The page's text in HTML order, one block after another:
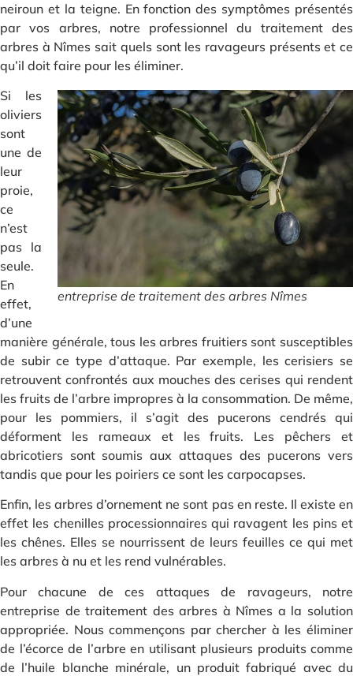
neiroun et la teigne. En fonction des symptômes présentés
par vos arbres, notre professionnel du traitement des
arbres à Nîmes sait quels sont les ravageurs présents et ce
qu’il doit faire pour les éliminer.
entreprise de traitement des arbres Nîmes
Si les
oliviers
sont
une de
leur
proie,
ce
n’est
pas la
seule.
En
effet,
d’une
manière générale, tous les arbres fruitiers sont susceptibles
de subir ce type d’attaque. Par exemple, les cerisiers se
retrouvent confrontés aux mouches des cerises qui rendent
les fruits de l’arbre impropres à la consommation. De même,
pour les pommiers, il s’agit des pucerons cendrés qui
déforment les rameaux et les fruits. Les pêchers et
abricotiers sont soumis aux attaques des pucerons vers
tandis que pour les poiriers ce sont les carpocapses.
Enfin, les arbres d’ornement ne sont pas en reste. Il existe en
effet les chenilles processionnaires qui ravagent les pins et
les chênes. Elles se nourrissent de leurs feuilles ce qui met
les arbres à nu et les rend vulnérables.
Pour chacune de ces attaques de ravageurs, notre
entreprise de traitement des arbres à Nîmes a la solution
appropriée. Nous commençons par chercher à les éliminer
de l’écorce de l’arbre en utilisant plusieurs produits comme
de l’huile blanche minérale, un produit fabriqué avec du